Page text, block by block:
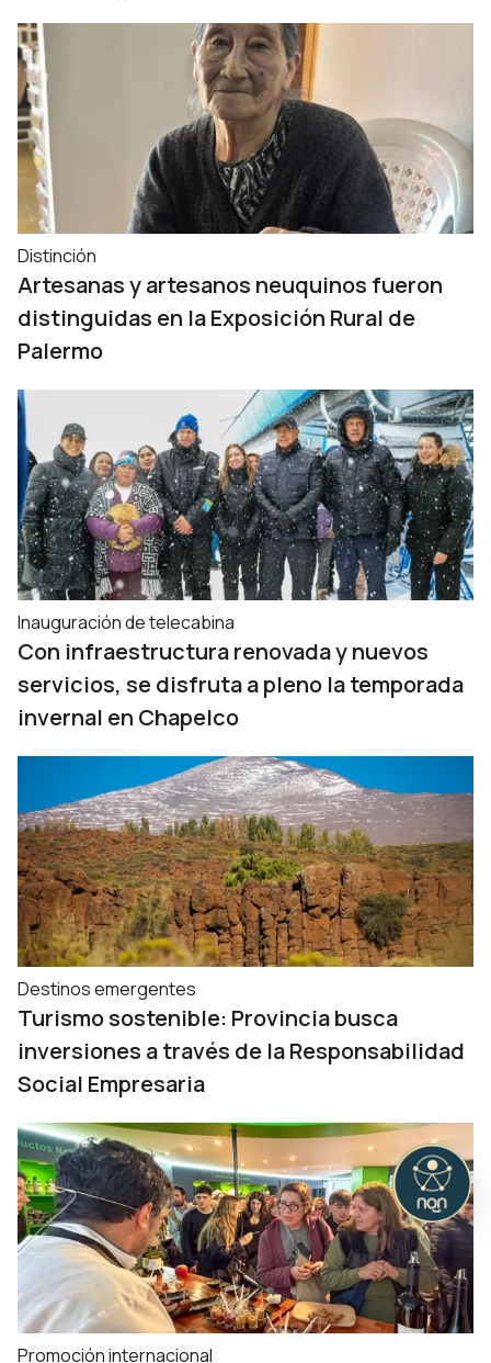
Distinción
Artesanas y artesanos neuquinos fueron
distinguidas en la Exposición Rural de
Palermo
Inauguración de telecabina
Con infraestructura renovada y nuevos
servicios, se disfruta a pleno la temporada
invernal en Chapelco
Destinos emergentes
Turismo sostenible: Provincia busca
inversiones a través de la Responsabilidad
Social Empresaria
Promoción internacional